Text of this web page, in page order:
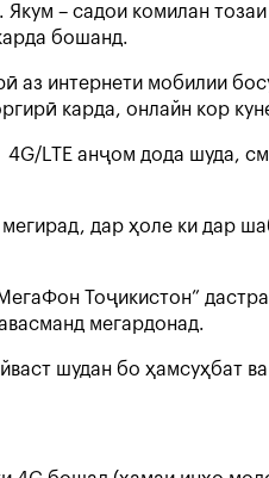
– садои комилан
бошанд.
аз интернети мобилии
карда, онлайн кор
LTE анҷом дода шуда,
дар ҳоле ки дар
Тоҷикистон”
мегардонад.
шудан бо ҳамсуҳбат